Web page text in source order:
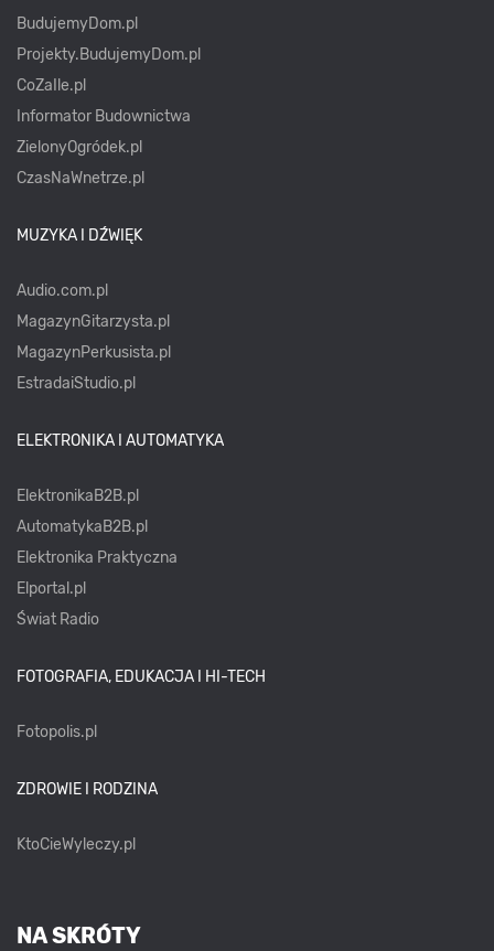
BudujemyDom.pl
Projekty.BudujemyDom.pl
CoZaIle.pl
Informator Budownictwa
ZielonyOgródek.pl
CzasNaWnetrze.pl
MUZYKA I DŹWIĘK
Audio.com.pl
MagazynGitarzysta.pl
MagazynPerkusista.pl
EstradaiStudio.pl
ELEKTRONIKA I AUTOMATYKA
ElektronikaB2B.pl
AutomatykaB2B.pl
Elektronika Praktyczna
Elportal.pl
Świat Radio
FOTOGRAFIA, EDUKACJA I HI-TECH
Fotopolis.pl
ZDROWIE I RODZINA
KtoCieWyleczy.pl
NA SKRÓTY